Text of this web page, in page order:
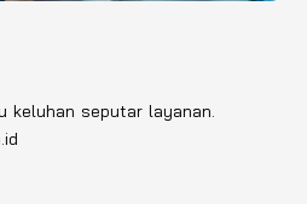
keluhan seputar layanan.